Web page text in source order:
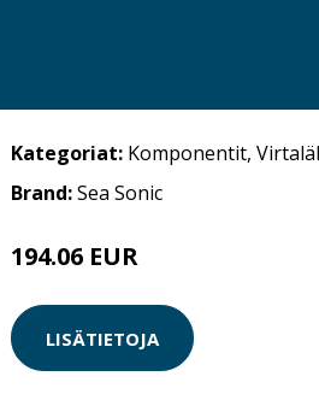
Kategoriat: Komponentit,
Brand:Sea Sonic
194.06 EUR
LISÄTIETOJA